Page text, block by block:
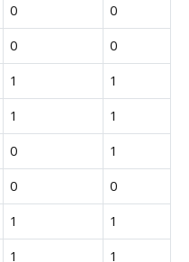
0 0
0 0
1 1
1 1
0 1
0 0
1 1
1 1